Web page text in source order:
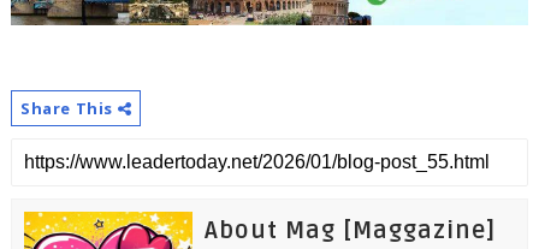
Share This
About Mag [Maggazine]